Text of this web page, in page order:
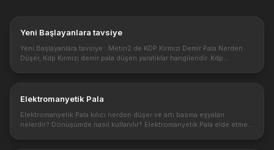
Yeni Başlayanlara tavsiye
Yeni Başlayanlara tavsiye : Metin2 de KDP Kırmızı Demir Pala Nerden
Düşer, Kdp Kırmızı demir pala düşen yaratıklar hangileridir. Kdp
Elektromanyetik Pala
Elektromanyetik Pala kılıcı nerden düşer ve artı basma eşyaları
nelerdir? Dönüşümde nasıl kullanılır? Elektromanyetik Pala elde etmek